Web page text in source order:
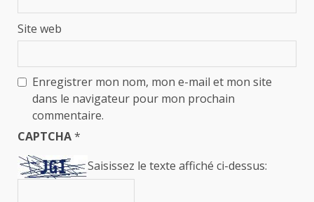
Site web
Enregistrer mon nom, mon e-mail et mon site
dans le navigateur pour mon prochain
commentaire.
CAPTCHA*
Saisissez le texte affiché ci-dessus: